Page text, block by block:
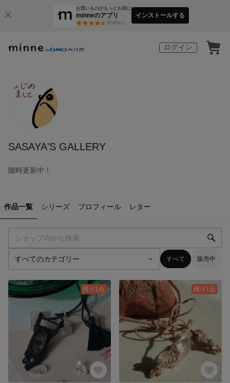
お買いものがもっとお得に
minneのアプリ
3万件以上
インストールする
ログイン
SASAYA'S GALLERY
随時更新中！
作品一覧 シリーズ プロフィール レター
すべて 販売中
残り1点 残り1点